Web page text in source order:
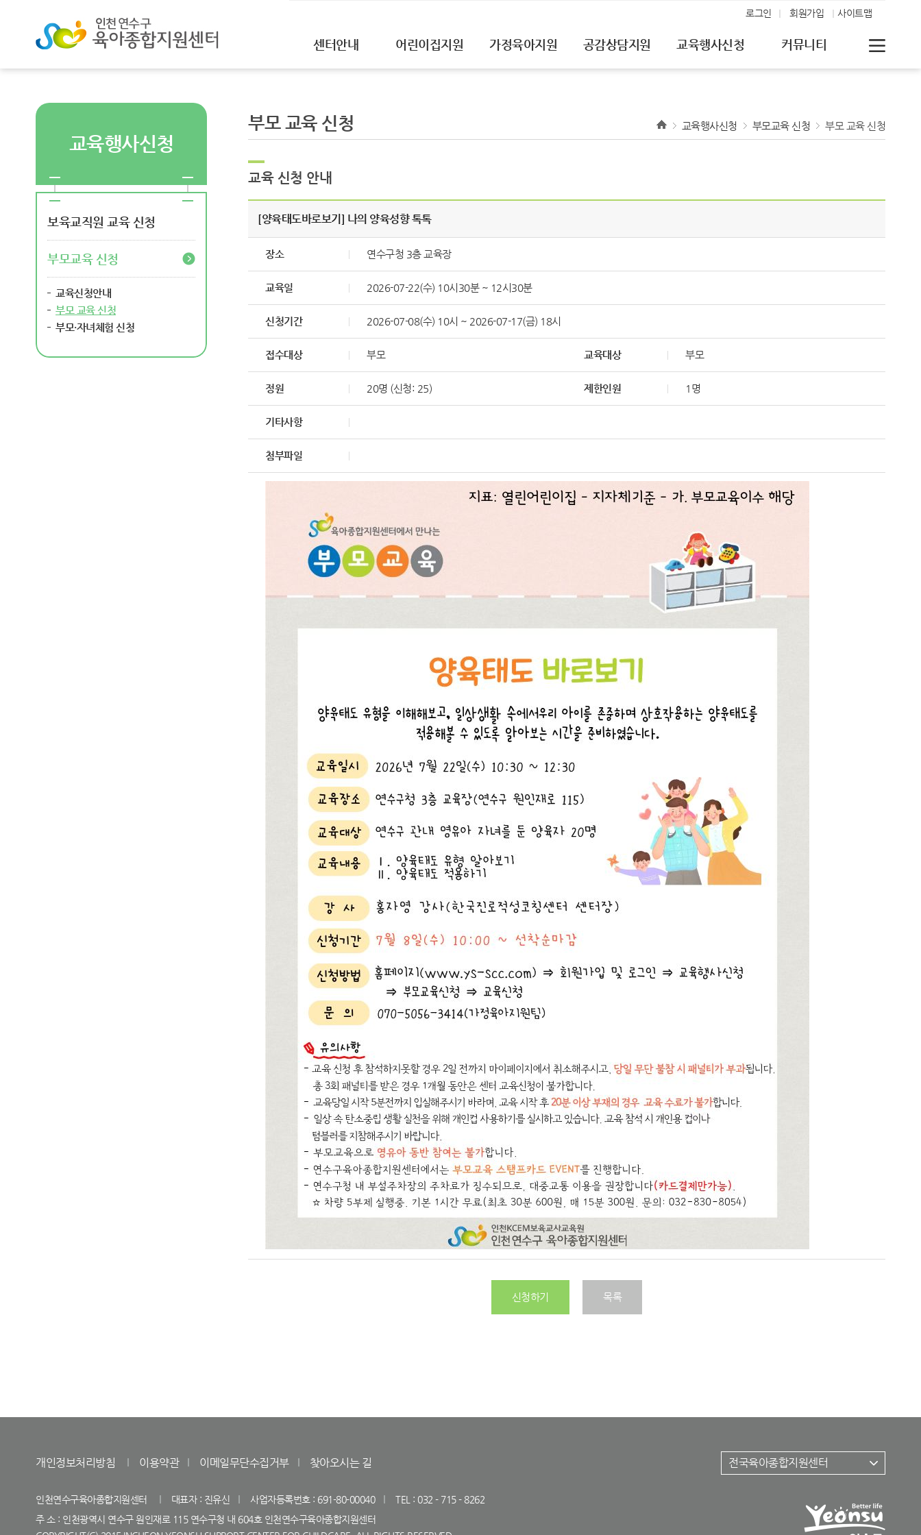
로그인 회원가입 사이트맵
센터안내 어린이집지원 가정육아지원 공감상담지원 교육행사신청 커뮤니티
교육행사신청
보육교직원 교육 신청
부모교육 신청
교육신청안내
부모 교육 신청
부모·자녀체험 신청
부모 교육 신청 교육행사신청 부모교육 신청 부모 교육 신청
교육 신청 안내
[양육태도바로보기] 나의 양육성향 톡톡
장소 연수구청 3층 교육장
교육일 2026-07-22(수) 10시30분 ~ 12시30분
신청기간 2026-07-08(수) 10시 ~ 2026-07-17(금) 18시
접수대상 부모 교육대상 부모
정원 20명 (신청: 25) 제한인원 1명
기타사항
첨부파일
신청하기 목록
개인정보처리방침 이용약관 이메일무단수집거부 찾아오시는 길
인천연수구육아종합지원센터 대표자 : 진유신 사업자등록번호 : 691-80-00040
TEL : 032 - 715 - 8262
주 소 : 인천광역시 연수구 원인재로 115 연수구청 내 604호 인천연수구육아종합지원센터
전국육아종합지원센터